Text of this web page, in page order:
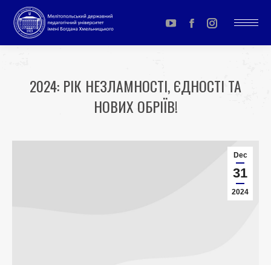
YouTube
page
in
new
Facebook
page
in
Instagram
page
in
2024: РІК НЕЗЛАМНОСТІ, ЄДНОСТІ ТА
НОВИХ ОБРІЇВ!
Dec
31
2024